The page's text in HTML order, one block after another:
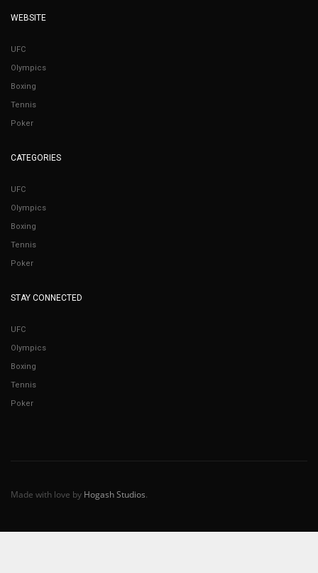
WEBSITE
UFC
Olympics
Boxing
Tennis
Poker
CATEGORIES
UFC
Olympics
Boxing
Tennis
Poker
STAY CONNECTED
UFC
Olympics
Boxing
Tennis
Poker
Made with love by Hogash Studios.